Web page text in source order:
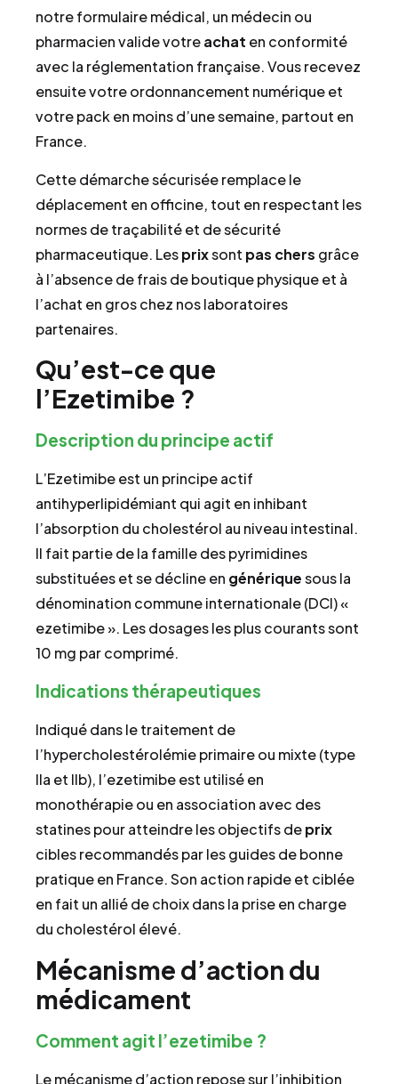
notre formulaire médical, un médecin ou
pharmacien valide votreachat en conformité
avec la réglementation française. Vous recevez
ensuite votre ordonnancement numérique et
votre pack en moins d’une semaine, partout en
France.
Cette démarche sécurisée remplace le
déplacement en officine, tout en respectant les
normes de traçabilité et de sécurité
pharmaceutique. Lesprixsont pas chers grâce
à l’absence de frais de boutique physique et à
l’achat en gros chez nos laboratoires
partenaires.
Qu’est-ce que
l’Ezetimibe ?
Description du principe actif
L’Ezetimibe est un principe actif
antihyperlipidémiant qui agit en inhibant
l’absorption du cholestérol au niveau intestinal.
Il fait partie de la famille des pyrimidines
substituées et se décline en génériquesous la
dénomination commune internationale (DCI) «
ezetimibe ». Les dosages les plus courants sont
10 mg par comprimé.
Indications thérapeutiques
Indiqué dans le traitement de
l’hypercholestérolémie primaire ou mixte (type
IIa et IIb), l’ezetimibe est utilisé en
monothérapie ou en association avec des
statines pour atteindre les objectifs deprix
cibles recommandés par les guides de bonne
pratique en France. Son action rapide et ciblée
en fait un allié de choix dans la prise en charge
du cholestérol élevé.
Mécanisme d’action du
médicament
Comment agit l’ezetimibe ?
Le mécanisme d’action repose sur l’inhibition